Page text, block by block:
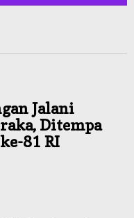
Jalani
Ditempa
81 RI